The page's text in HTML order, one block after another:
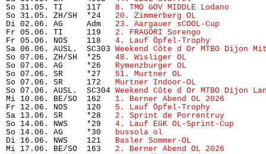
So 31.05. TI     117 8. TMO GOV MIDDLE Lodano
So 31.05. ZH/SH  *24 20. Zimmerberg OL
Di 02.06. AG     Adm 23. Aargauer sCOOL-Cup
Fr 05.06. TI     119 2. FRAGORI Sorengo
Fr 05.06. NOS    118 4. Lauf Öpfel-Trophy
Sa 06.06. AUSL.  SC303 Weekend Côte d Or MTBO Dijon
So 07.06. ZH/SH  *25 48. Wisliger OL
So 07.06. AG     *26
Rymenzburger OL
So 07.06. SR     *27 51. Murtner OL
So 07.06. SR     172 Murtner Indoor-OL
So 07.06. AUSL.  SC304 Weekend Côte d Or MTBO Dijon
Mi 10.06. BE/SO  162 1. Berner Abend OL 2026
Fr 12.06. NOS    120 5. Lauf Öpfel-Trophy
Sa 13.06. SR     *28 2. Sprint de Porrentruy
So 14.06. NWS    *29 4. Lauf EGK OL-Sprint-Cup
So 14.06. AG     *30
bussola ol
Di 16.06. NWS    121
Basler Sommer-OL
Mi 17.06. BE/SO  163 2. Berner Abend OL 2026